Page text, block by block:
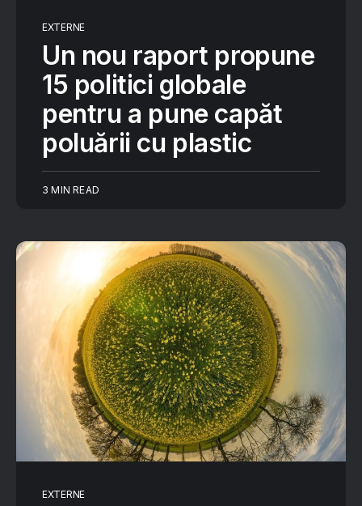
EXTERNE
Un nou raport propune
15 politici globale
pentru a pune capăt
poluării cu plastic
3 MIN READ
EXTERNE